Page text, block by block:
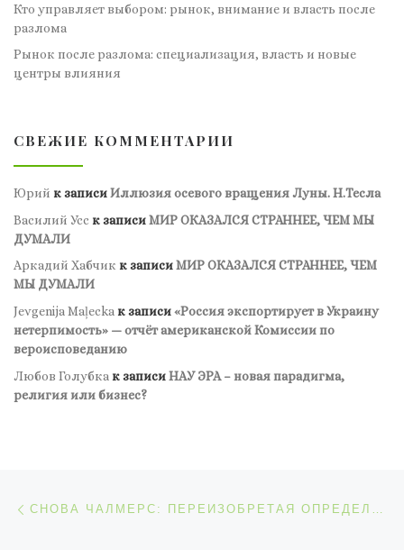
Кто управляет выбором: рынок, внимание и власть после
разлома
Рынок после разлома: специализация, власть и новые
центры влияния
СВЕЖИЕ КОММЕНТАРИИ
Юрий к записиИллюзия осевого вращения Луны. Н.Тесла
Василий Усс к записиМИР ОКАЗАЛСЯ СТРАННЕЕ, ЧЕМ МЫ
ДУМАЛИ
Аркадий Хабчик к записиМИР ОКАЗАЛСЯ СТРАННЕЕ, ЧЕМ
МЫ ДУМАЛИ
Jevgenija Maļecka к записи«Россия экспортирует в Украину
нетерпимость» — отчёт американской Комиссии по
вероисповеданию
Любов Голубка к записиНАУ ЭРА – новая парадигма,
религия или бизнес?
СНОВА ЧАЛМЕРС: ПЕРЕИЗОБРЕТАЯ ОПРЕДЕЛЕНИЕ РЕАЛЬНОСТИ